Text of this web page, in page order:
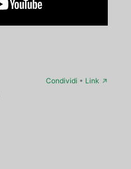
Condividi • Link→